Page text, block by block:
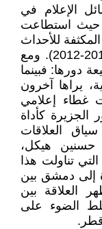
الإعلام في
العربي منذ تأسيسها عام 1996، حيث استطاعت
للأحداث
السياسية، خاصة خلال الربيع العربي (2010-2012). ومع
دورها: فبينما
يراها آخرون
غطاء إعلامي
كأداة
العلاقات
حسنين هيكل،
تناولت هذا
إلى دمشق بين
والتي تُظهر العلاقة بين
الضوء على
قطر.